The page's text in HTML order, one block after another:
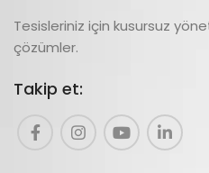
Tesisleriniz için kusursuz
çözümler.
Takip et: